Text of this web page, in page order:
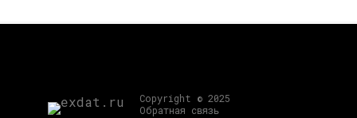
Copyright © 2025
Обратная связь